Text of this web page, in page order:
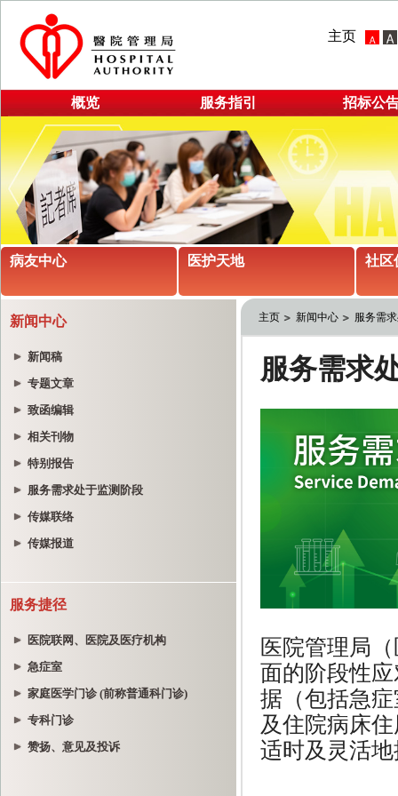
主页
概览 服务指引 招标公
病友中心 医护天地 社区
新闻中心
新闻稿
专题文章
致函编辑
相关刊物
特别报告
服务需求处于监测阶段
传媒联络
传媒报道
服务捷径
医院联网、医院及医疗机构
急症室
家庭医学门诊 (前称普通科门诊)
专科门诊
赞扬、意见及投诉
主页 新闻中心 服务需